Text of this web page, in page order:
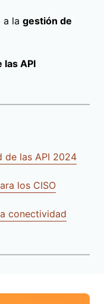
a la gestión de
las API
de las API 2024
los CISO
conectividad